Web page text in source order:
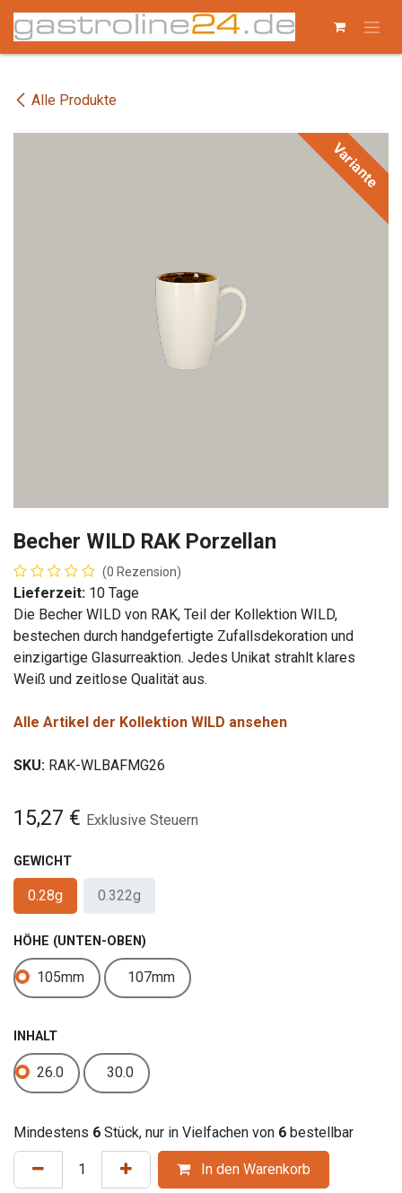
Zum Inhalt springen
Alle Produkte
Variante
Becher WILD RAK Porzellan
(0 Rezension)
Lieferzeit: 10 Tage
Die Becher WILD von RAK, Teil der Kollektion WILD,
bestechen durch handgefertigte Zufallsdekoration und
einzigartige Glasurreaktion. Jedes Unikat strahlt klares
Weiß und zeitlose Qualität aus.
Alle Artikel der Kollektion WILD ansehen
SKU: RAK-WLBAFMG26
15,27 € Exklusive Steuern
GEWICHT
0.28g 0.322g
HÖHE (UNTEN-OBEN)
105mm 107mm
INHALT
26.0 30.0
Mindestens 6 Stück, nur in Vielfachen von 6 bestellbar
In den Warenkorb